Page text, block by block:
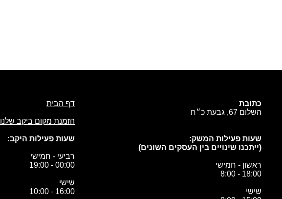
דף הבית
הזמנת מקום ביקב שלנו
שעות פעילות היקב:
רביעי - חמישי
00:00 - 19:00
שישי
16:00 - 10:00
כתובת
השלום 67, גבעת כ״ח
שעות פעילות המשק:
(ייתכנו שינויים בין העסקים השונים)
ראשון - חמישי
18:00 - 8:00
שישי